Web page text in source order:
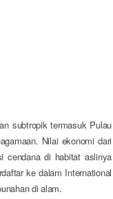
subtropik termasuk Pulau
. Nilai ekonomi dari
cendana di habitat aslinya
ke dalam International
di alam.